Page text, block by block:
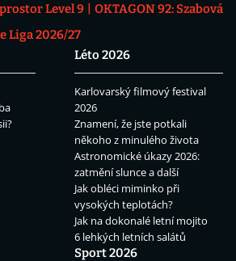
Level 9
OKTAGON 92: Szabová
Liga 2026/27
Léto 2026
Karlovarský filmový festival
2026
Znamení, že jste potkali
někoho z minulého života
Astronomické úkazy 2026:
zatmění slunce a další
Jak obléci miminko při
vysokých teplotách?
Jak na dokonalé letní mojito
6 lehkých letních salátů
Sport 2026